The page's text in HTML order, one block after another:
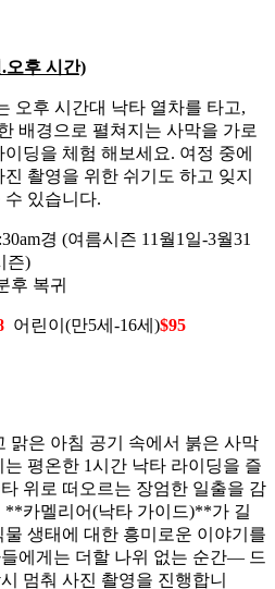
오후 시간)
오후 시간대 낙타 열차를 타고,
배경으로 펼쳐지는 사막을 가로
딩을 체험 해보세요. 여정 중에
촬영을 위한 쉬기도 하고 잊지
있습니다.
경 (여름시즌 11월1일-3월31
즌)
후 복귀
어린이(만5세-16세)$95
맑은 아침 공기 속에서 붉은 사막
평온한 1시간 낙타 라이딩을 즐
위로 떠오르는 장엄한 일출을 감
**카멜리어(낙타 가이드)**가 길
생태에 대한 흥미로운 이야기를
에게는 더할 나위 없는 순간— 드
멈춰 사진 촬영을 진행합니